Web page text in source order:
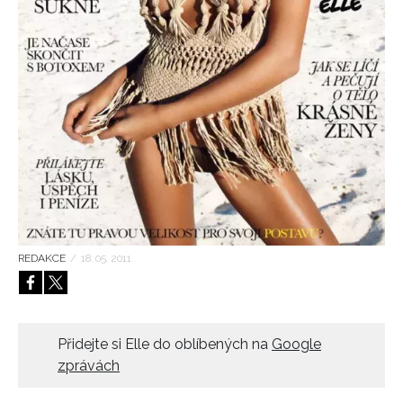
HOME
REDAKCE / 18. 05. 2011
Přidejte si Elle do oblíbených na Google
zprávách